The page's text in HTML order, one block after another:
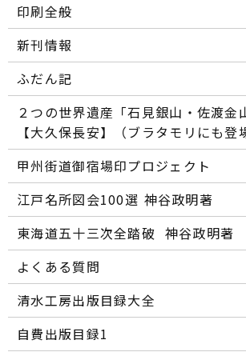
印刷全般
新刊情報
ふだん記
２つの世界遺産「石見銀山・佐渡金
【大久保長安】（ブラタモリにも登
甲州街道御宿場印プロジェクト
江戸名所図会100選―― 神谷政明著
東海道五十三次全踏破 ―― 神谷政明著
よくある質問
清水工房出版目録大全
自費出版目録1